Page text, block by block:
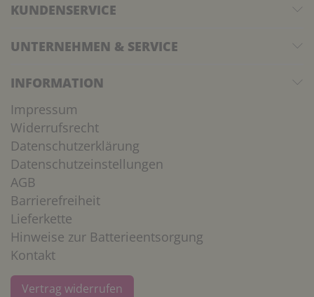
KUNDENSERVICE
UNTERNEHMEN & SERVICE
INFORMATION
Impressum
Widerrufsrecht
Datenschutzerklärung
Datenschutzeinstellungen
AGB
Barrierefreiheit
Lieferkette
Hinweise zur Batterieentsorgung
Kontakt
Vertrag widerrufen